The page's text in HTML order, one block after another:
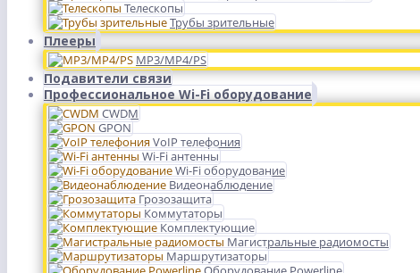
Телескопы
Трубы зрительные
Плееры
MP3/MP4/PS
Подавители связи
Профессиональное Wi-Fi оборудование
CWDM
GPON
VoIP телефония
Wi-Fi антенны
Wi-Fi оборудование
Видеонаблюдение
Грозозащита
Коммутаторы
Комплектующие
Магистральные радиомосты
Маршрутизаторы